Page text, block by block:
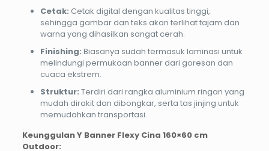
Cetak: Cetak digital dengan kualitas tinggi,
sehingga gambar dan teks akan terlihat tajam dan
warna yang dihasilkan sangat cerah.
Finishing: Biasanya sudah termasuk laminasi untuk
melindungi permukaan banner dari goresan dan
cuaca ekstrem.
Struktur: Terdiri dari rangka aluminium ringan yang
mudah dirakit dan dibongkar, serta tas jinjing untuk
memudahkan transportasi.
Keunggulan Y Banner Flexy Cina 160×60 cm
Outdoor: